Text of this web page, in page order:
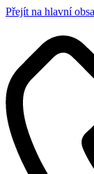
Přejít na hlavní